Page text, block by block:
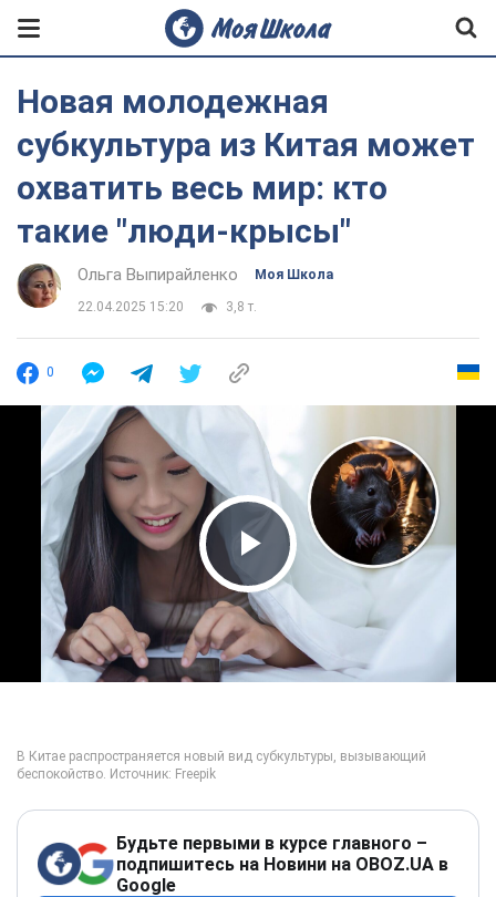
Новая молодежная
субкультура из Китая может
охватить весь мир: кто
такие "люди-крысы"
Ольга Выпирайленко Моя Школа
22.04.2025 15:20 3,8 т.
0
Play Video
Будьте первыми в курсе главного –
подпишитесь на Новини на OBOZ.UA в
Google